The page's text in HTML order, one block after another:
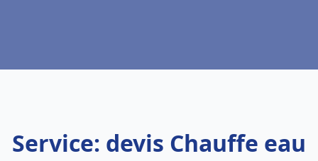
Service: devis Chauffe eau